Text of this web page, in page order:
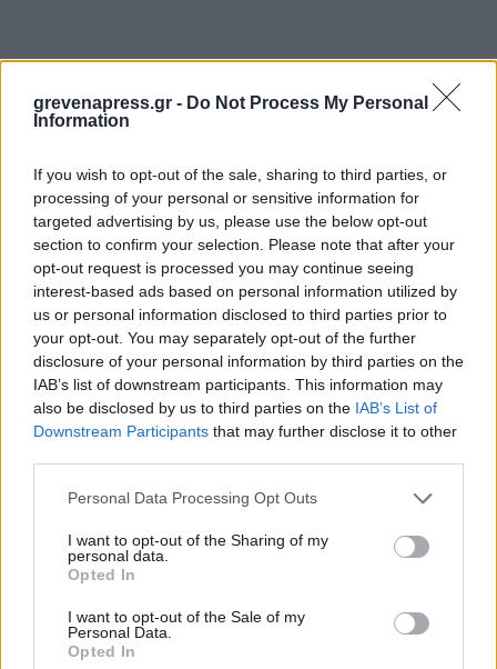
grevenapress.gr - Do Not Process My Personal
Information
If you wish to opt-out of the sale, sharing to third parties, or
processing of your personal or sensitive information for
targeted advertising by us, please use the below opt-out
section to confirm your selection. Please note that after your
opt-out request is processed you may continue seeing
interest-based ads based on personal information utilized by
us or personal information disclosed to third parties prior to
your opt-out. You may separately opt-out of the further
disclosure of your personal information by third parties on the
IAB’s list of downstream participants. This information may
also be disclosed by us to third parties on the IAB’s List of
Downstream Participants that may further disclose it to other
Personal Data Processing Opt Outs
I want to opt-out of the Sharing of my
personal data.
Opted In
I want to opt-out of the Sale of my
Personal Data.
Opted In
ΠΕΡΙΣΣΟΤΕΡΑ
Διακόσμηση
Διατροφή
Υγεία